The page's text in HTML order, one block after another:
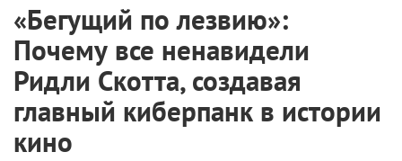
«Бегущий по лезвию»:
Почему все ненавидели
Ридли Скотта, создавая
главный киберпанк в истории
кино